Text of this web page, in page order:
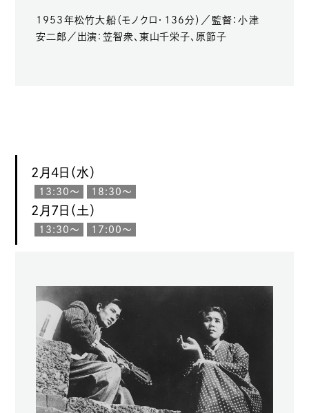
1953年松竹大船（モノクロ・136分）／監督：小津
安二郎／出演：笠智衆、東山千栄子、原節子
2月4日（水）
13:30〜 18:30〜
2月7日（土）
13:30〜 17:00〜